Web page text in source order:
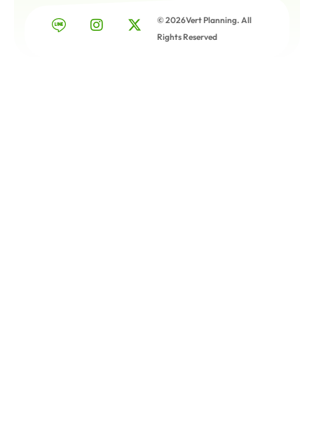
© 2026Vert Planning. All
Rights Reserved